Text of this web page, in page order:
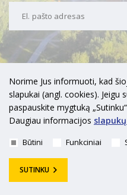
Visagino savivaldybė. Visos
Norime Jus informuoti, kad
slapukai (angl. cookies). Jeigu
paspauskite mygtuką
Daugiau informacijos
Būtini Funkciniai
SUTINKU